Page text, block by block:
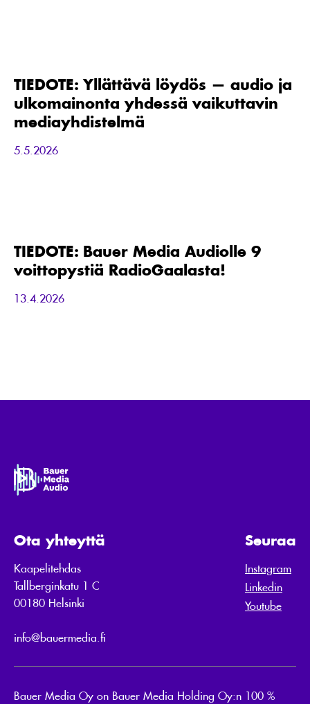
—
audio
ja
ulkomainonta
yhdessä
vaikuttavin
mediayhdistelmä
TIEDOTE: Yllättävä löydös — audio ja
ulkomainonta yhdessä vaikuttavin
mediayhdistelmä
5.5.2026
Audiolle
9
voittopystiä
TIEDOTE: Bauer Media Audiolle 9
voittopystiä RadioGaalasta!
13.4.2026
Ota yhteyttä
Kaapelitehdas
Tallberginkatu 1 C
00180 Helsinki
info@bauermedia.fi
Seuraa
Instagram
Linkedin
Youtube
Bauer Media Oy on Bauer Media Holding Oy:n 100 %